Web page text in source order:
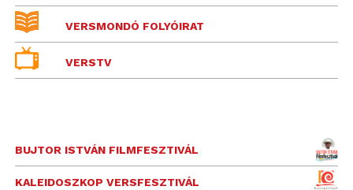
VERSMONDÓ FOLYÓIRAT
VERSTV
BUJTOR ISTVÁN FILMFESZTIVÁL
KALEIDOSZKOP VERSFESZTIVÁL